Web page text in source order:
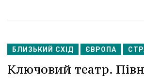
БЛИЗЬКИЙ СХІД ЄВРОПА
Ключовий театр.